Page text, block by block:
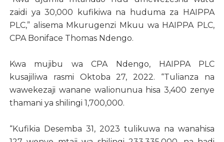
zaidi ya 30,000 kufikiwa na huduma za HAIPPA
PLC,” alisema Mkurugenzi Mkuu wa HAIPPA PLC,
CPA Boniface Thomas Ndengo.
Kwa mujibu wa CPA Ndengo, HAIPPA PLC
kusajiliwa rasmi Oktoba 27, 2022. “Tulianza na
wawekezaji wanane walionunua hisa 3,400 zenye
thamani ya shilingi 1,700,000.
“Kufikia Desemba 31, 2023 tulikuwa na wanahisa